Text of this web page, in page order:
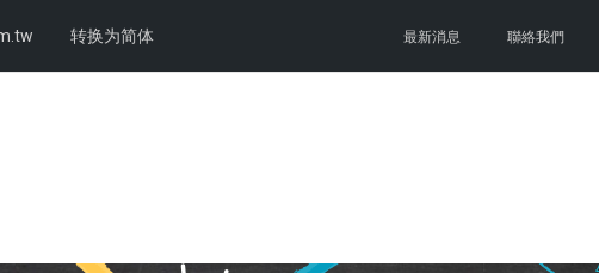
转换为简体 最新消息 聯絡我們